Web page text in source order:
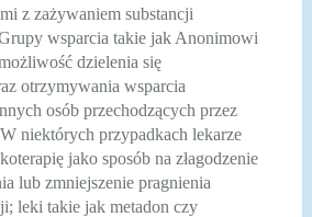
z zażywaniem substancji
wsparcia takie jak Anonimowi
dzielenia się
otrzymywania wsparcia
osób przechodzących przez
niektórych przypadkach lekarze
jako sposób na złagodzenie
lub zmniejszenie pragnienia
leki takie jak metadon czy